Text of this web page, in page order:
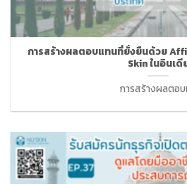
การสร้างผลตอบแทนที่ยั่งยืนด้วย
Skin ในอินเดี
การสร้างผลตอ